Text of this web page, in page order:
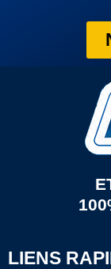
LIENS